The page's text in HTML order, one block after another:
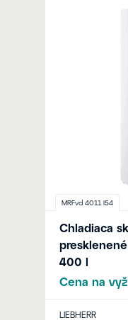
MRFvd 4011 I54
Chladiaca
400 l
Cena na
LIEBHERR